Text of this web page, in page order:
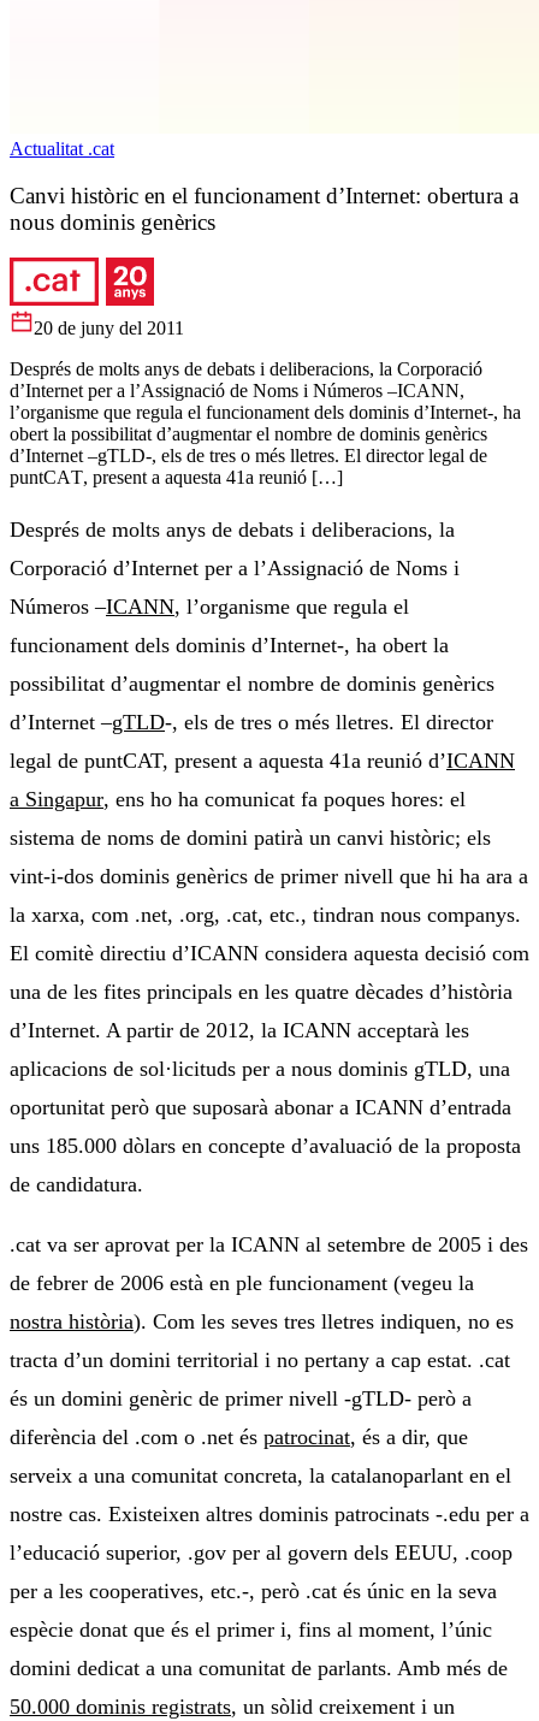
Actualitat .cat
Canvi històric en el funcionament d’Internet: obertura a
nous dominis genèrics
20 de juny del 2011
Després de molts anys de debats i deliberacions, la Corporació
d’Internet per a l’Assignació de Noms i Números –ICANN,
l’organisme que regula el funcionament dels dominis d’Internet-, ha
obert la possibilitat d’augmentar el nombre de dominis genèrics
d’Internet –gTLD-, els de tres o més lletres. El director legal de
puntCAT, present a aquesta 41a reunió […]
Després de molts anys de debats i deliberacions, la
Corporació d’Internet per a l’Assignació de Noms i
Números –ICANN, l’organisme que regula el
funcionament dels dominis d’Internet-, ha obert la
possibilitat d’augmentar el nombre de dominis genèrics
d’Internet –gTLD-, els de tres o més lletres. El director
legal de puntCAT, present a aquesta 41a reunió d’ICANN
a Singapur, ens ho ha comunicat fa poques hores: el
sistema de noms de domini patirà un canvi històric; els
vint-i-dos dominis genèrics de primer nivell que hi ha ara a
la xarxa, com .net, .org, .cat, etc., tindran nous companys.
El comitè directiu d’ICANN considera aquesta decisió com
una de les fites principals en les quatre dècades d’història
d’Internet. A partir de 2012, la ICANN acceptarà les
aplicacions de sol·licituds per a nous dominis gTLD, una
oportunitat però que suposarà abonar a ICANN d’entrada
uns 185.000 dòlars en concepte d’avaluació de la proposta
de candidatura.
.cat va ser aprovat per la ICANN al setembre de 2005 i des
de febrer de 2006 està en ple funcionament (vegeu la
nostra història). Com les seves tres lletres indiquen, no es
tracta d’un domini territorial i no pertany a cap estat. .cat
és un domini genèric de primer nivell -gTLD- però a
diferència del .com o .net és patrocinat, és a dir, que
serveix a una comunitat concreta, la catalanoparlant en el
nostre cas. Existeixen altres dominis patrocinats -.edu per a
l’educació superior, .gov per al govern dels EEUU, .coop
per a les cooperatives, etc.-, però .cat és únic en la seva
espècie donat que és el primer i, fins al moment, l’únic
domini dedicat a una comunitat de parlants. Amb més de
50.000 dominis registrats, un sòlid creixement i un